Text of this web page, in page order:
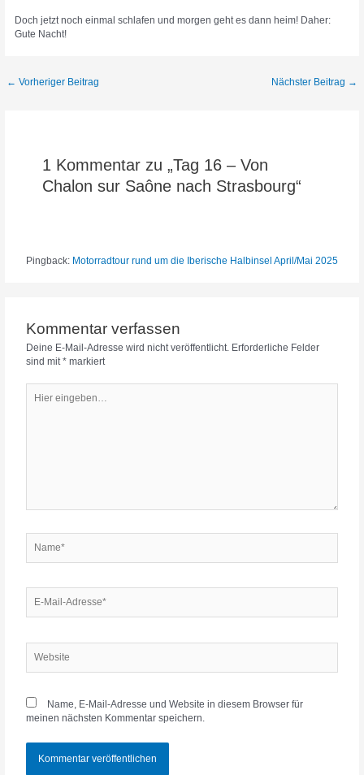
Doch jetzt noch einmal schlafen und morgen geht es dann heim! Daher:
Gute Nacht!
Beitragsnavigation
← Vorheriger Beitrag Nächster Beitrag →
1 Kommentar zu „Tag 16 – Von
Chalon sur Saône nach Strasbourg“
Pingback: Motorradtour rund um die Iberische Halbinsel April/Mai 2025
Kommentar verfassen
Deine E-Mail-Adresse wird nicht veröffentlicht. Erforderliche Felder
sind mit*markiert
eingeben…
Mail-
Adresse*
Name, E-Mail-Adresse und Website in diesem Browser für
meinen nächsten Kommentar speichern.